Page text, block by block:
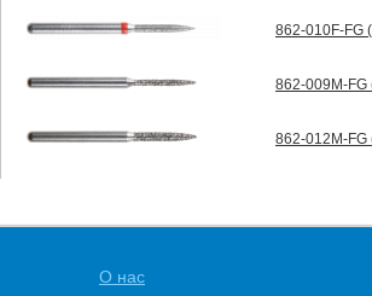
862-010F-FG
862-009M-FG
862-012M-FG
О нас